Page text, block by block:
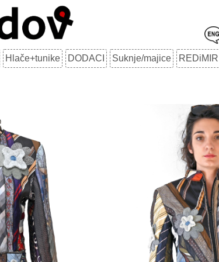
Hlače+tunike DODACI Suknje/majice REDiMIR